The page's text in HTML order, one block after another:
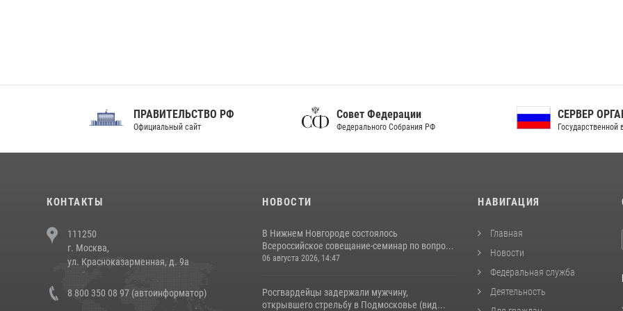
ПРАВИТЕЛЬСТВО РФ
Официальный сайт
Совет Федерации
Федерального Собрания РФ
СЕРВЕР ОРГАНОВ
Государственной власти РФ
КОНТАКТЫ
111250
г. Москва,
ул. Красноказарменная, д. 9а
8 800 350 08 97 (автоинформатор)
НОВОСТИ
В Нижнем Новгороде состоялось
Всероссийское совещание-семинар по вопро...
06 августа 2026, 14:47
Росгвардейцы задержали мужчину,
открывшего стрельбу в Подмосковье (вид...
НАВИГАЦИЯ
Главная
Новости
Федеральная служба
Деятельность